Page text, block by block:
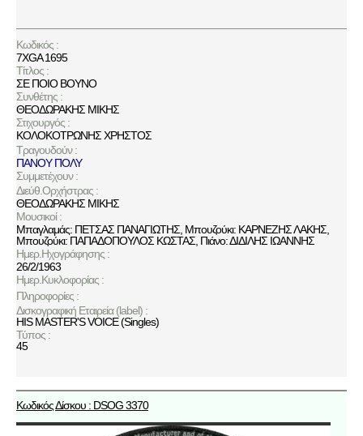
Κωδικός :
7XGA 1695
Τίτλος :
ΣΕ ΠΟΙΟ ΒΟΥΝΟ
Συνθέτης :
ΘΕΟΔΩΡΑΚΗΣ ΜΙΚΗΣ
Στιχουργός :
ΚΟΛΟΚΟΤΡΩΝΗΣ ΧΡΗΣΤΟΣ
Τραγουδούν :
ΠΑΝΟΥ ΠΟΛΥ
Συμμετέχουν :
Διεύθ.Ορχήστρας :
ΘΕΟΔΩΡΑΚΗΣ ΜΙΚΗΣ
Μουσικοί :
Μπαγλαμάς: ΠΕΤΣΑΣ ΠΑΝΑΓΙΩΤΗΣ, Μπουζούκι: ΚΑΡΝΕΖΗΣ ΛΑΚΗΣ,
Μπουζούκι: ΠΑΠΑΔΟΠΟΥΛΟΣ ΚΩΣΤΑΣ, Πιάνο: ΔΙΔΙΛΗΣ ΙΩΑΝΝΗΣ
Ημερ.Ηχογράφησης :
26/2/1963
Ημερ.Κυκλοφορίας :
Πληροφορίες :
Δισκογραφική Εταιρεία (label) :
HIS MASTER'S VOICE (Singles)
Τύπος :
45
Κωδικός Δίσκου : DSOG 3370